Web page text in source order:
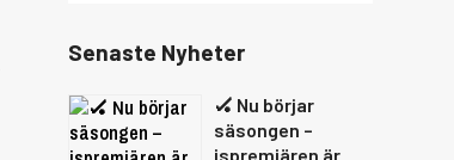
Senaste Nyheter
🏑 Nu börjar
säsongen –
ispremiären är